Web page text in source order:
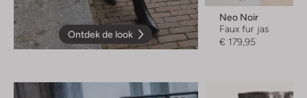
Ontdek de look
Neo Noir
Faux fur jas
€ 179,95